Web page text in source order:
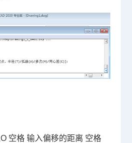
O 空格 输入偏移的距离 空格